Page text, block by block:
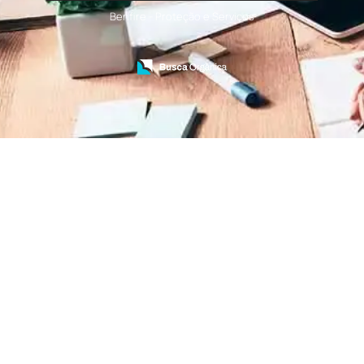
Treinamento de Bombeiro Civil
Treinamento de Bombeiros
Treinamento de Brigada
Treinamento de Brigada de Emergência
Treinamento de Brigada de Incêndio
Treinamento de Brigada de Incêndio Valor
Treinamento de Brigadista de Incêndio
Treinamento de Combate a Incêndio NR 23
Benfire - Proteção e Serviços